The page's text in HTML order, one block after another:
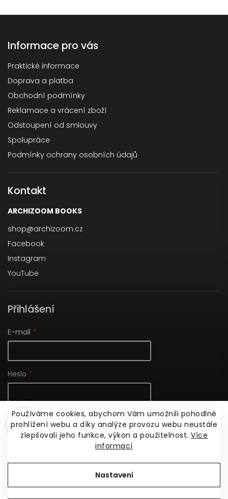
Používáme cookies, abychom Vám umožnili pohodlné
prohlížení webu a díky analýze provozu webu neustále
zlepšovali jeho funkce, výkon a použitelnost. Více
informací
Nastavení
Informace pro vás
Praktické informace
Doprava a platba
Obchodní podmínky
Reklamace a vrácení zboží
Odstoupení od smlouvy
Spolupráce
Podmínky ochrany osobních údajů
Kontakt
ARCHIZOOM BOOKS
shop@archizoom.cz
Facebook
Instagram
YouTube
Přihlášení
E-mail
Heslo
Přihlásit se
Nová registrace
Zapomenuté heslo
ARCHIZOOM BOOKS
vyhrazena.